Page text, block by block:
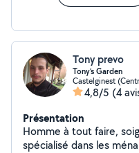
Tony prevo
Tony’s Garden
Castelginest
4,8/5 (4
Présentation
Homme à tout faire,
spécialisé dans les